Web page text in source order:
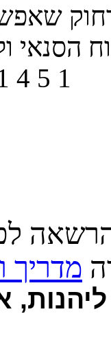
הסנאי
4 5 1
מדריך